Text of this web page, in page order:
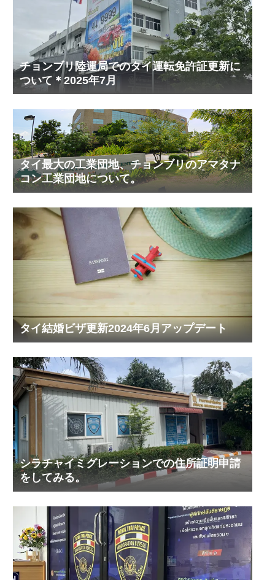
チョンブリ陸運局でのタイ運転免許証更新に
ついて＊2025年7月
タイ最大の工業団地、チョンブリのアマタナ
コン工業団地について。
タイ結婚ビザ更新2024年6月アップデート
シラチャイミグレーションでの住所証明申請
をしてみる。